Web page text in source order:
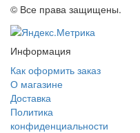
© Все права защищены.
Информация
Как оформить заказ
О магазине
Доставка
Политика
конфиденциальности